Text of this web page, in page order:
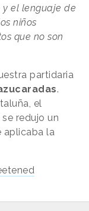
y el lenguaje de
niños
que no son
partidaria
.
el
redujo un
aplicaba la